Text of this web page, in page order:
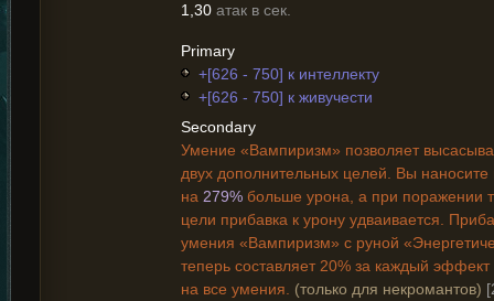
1,30 атак в сек.
Primary
+[626 - 750] к интеллекту
+[626 - 750] к живучести
Secondary
Умение «Вампиризм» позволяет
двух дополнительных целей. Вы
на 279% больше урона, а при поражении
цели прибавка к урону удваивается.
умения «Вампиризм» с руной
теперь составляет 20% за каждый эффект
на все умения.
(только для некромантов)